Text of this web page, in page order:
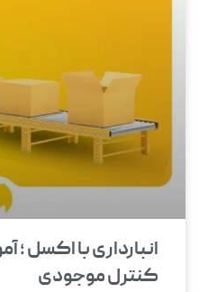
انبارداری با اکسل
کنترل موجودی